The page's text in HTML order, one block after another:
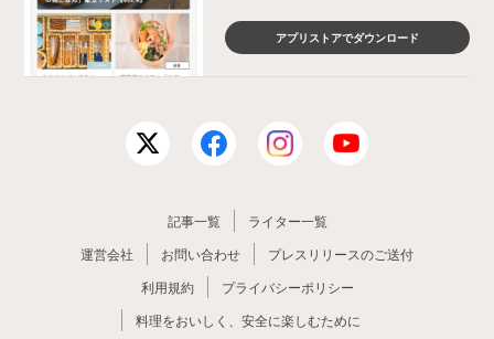
アプリストアでダウンロード
記事一覧
ライター一覧
運営会社
お問い合わせ
プレスリリースのご送付
利用規約
プライバシーポリシー
料理をおいしく、安全に楽しむために